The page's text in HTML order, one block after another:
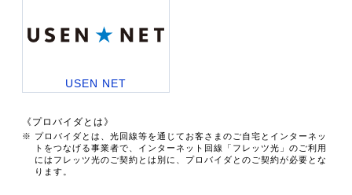
USEN NET
《プロバイダとは》
※ プロバイダとは、光回線等を通じてお客さまのご自宅とインターネッ
トをつなげる事業者で、インターネット回線「フレッツ光」のご利用
にはフレッツ光のご契約とは別に、プロバイダとのご契約が必要とな
ります。